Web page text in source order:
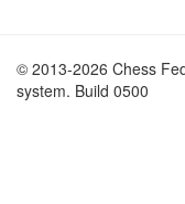
© 2013-2026 Chess
system. Build 0500